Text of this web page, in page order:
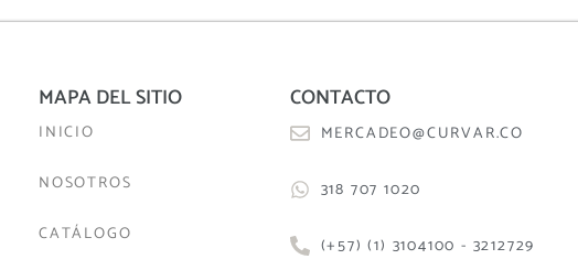
MAPA DEL SITIO
INICIO
NOSOTROS
CATÁLOGO
CONTACTO
MERCADEO@CURVAR.CO
318 707 1020
(+57) (1) 3104100 - 3212729